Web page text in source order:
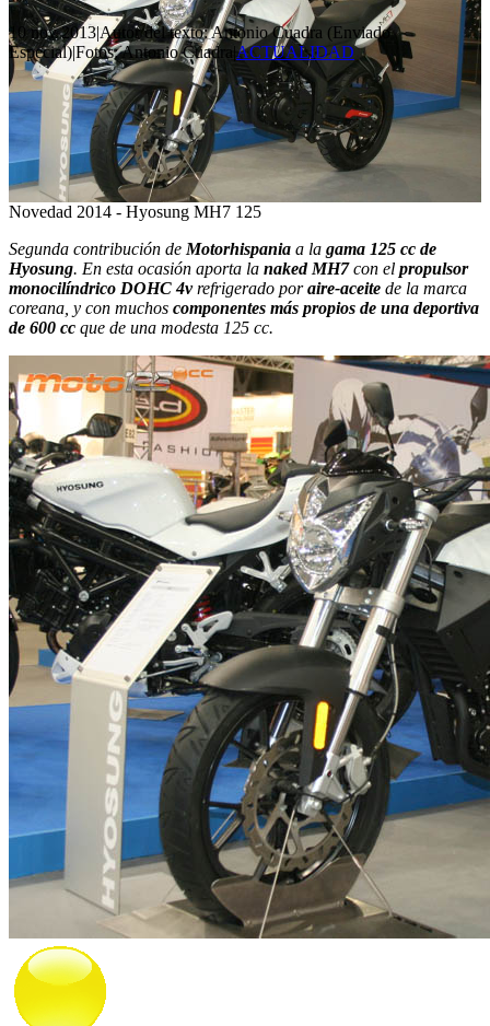
10 nov 2013|Autor del texto:Antonio Cuadra (Enviado
Especial)|Fotos:Antonio Cuadra|ACTUALIDAD
Novedad 2014 - Hyosung MH7 125
Segunda contribución deMotorhispania a la gama 125 cc de
Hyosung. En esta ocasión aporta la naked MH7con el propulsor
monocilíndrico DOHC 4vrefrigerado poraire-aceite de la marca
coreana, y con muchos componentes más propios de una deportiva
de 600 cc que de una modesta 125 cc.